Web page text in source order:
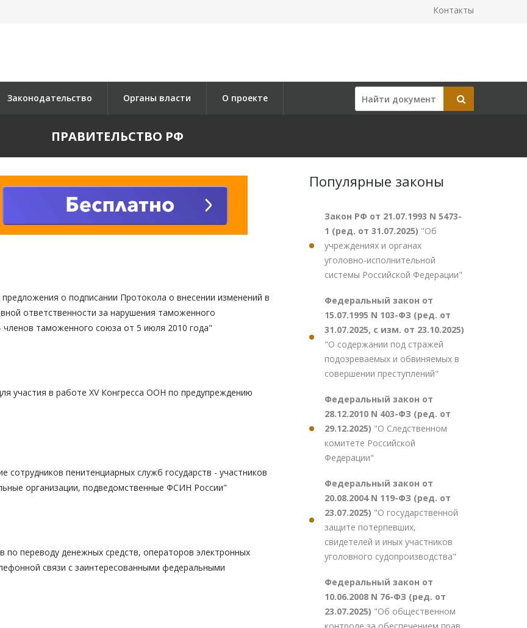
Контакты
Законодательство Органы власти О проекте
ПРАВИТЕЛЬСТВО РФ
о подписании Протокола о внесении изменений в
ответственности за нарушения таможенного
таможенного союза от 5 июля 2010 года"
участия в работе XV Конгресса ООН по предупреждению
пенитенциарных служб государств - участников
организации, подведомственные ФСИН России"
переводу денежных средств, операторов электронных
связи с заинтересованными федеральными
Популярные законы
Закон РФ от 21.07.1993 N 5473-
1 (ред. от 31.07.2025) "Об
учреждениях и органах
уголовно-исполнительной
системы Российской Федерации"
Федеральный закон от
15.07.1995 N 103-ФЗ (ред. от
31.07.2025, с изм. от 23.10.2025)
"О содержании под стражей
подозреваемых и обвиняемых в
совершении преступлений"
Федеральный закон от
28.12.2010 N 403-ФЗ (ред. от
29.12.2025) "О Следственном
комитете Российской
Федерации"
Федеральный закон от
20.08.2004 N 119-ФЗ (ред. от
23.07.2025) "О государственной
защите потерпевших,
свидетелей и иных участников
уголовного судопроизводства"
Федеральный закон от
10.06.2008 N 76-ФЗ (ред. от
23.07.2025) "Об общественном